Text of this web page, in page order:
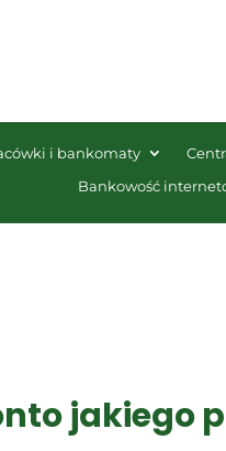
i bankomaty
Bankowość
jakiego